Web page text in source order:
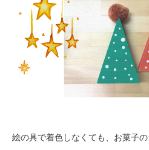
絵の具で着色しなくても、お菓子